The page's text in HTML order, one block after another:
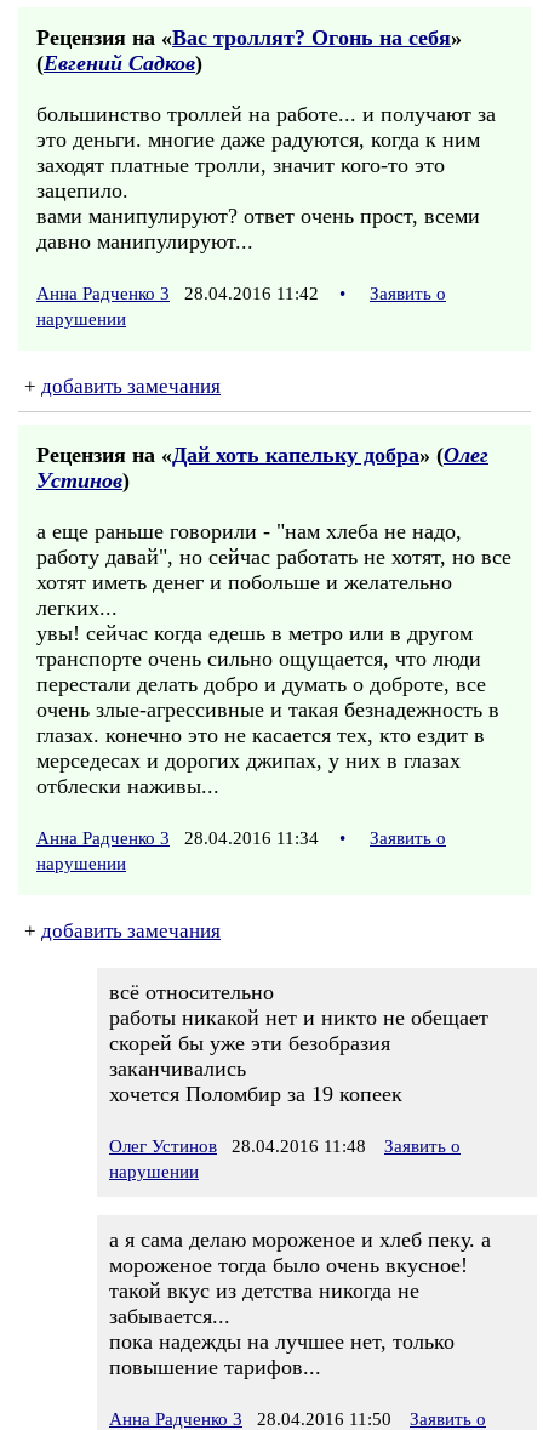
Рецензия на «Вас троллят? Огонь на себя»
(Евгений Садков)
большинство троллей на работе... и получают за
это деньги. многие даже радуются, когда к ним
заходят платные тролли, значит кого-то это
зацепило.
вами манипулируют? ответ очень прост, всеми
давно манипулируют...
Анна Радченко 3 28.04.2016 11:42 •
Заявить о
нарушении
+ добавить замечания
Рецензия на «Дай хоть капельку добра» (Олег
Устинов)
а еще раньше говорили - "нам хлеба не надо,
работу давай", но сейчас работать не хотят, но все
хотят иметь денег и побольше и желательно
легких...
увы! сейчас когда едешь в метро или в другом
транспорте очень сильно ощущается, что люди
перестали делать добро и думать о доброте, все
очень злые-агрессивные и такая безнадежность в
глазах. конечно это не касается тех, кто ездит в
мерседесах и дорогих джипах, у них в глазах
отблески наживы...
Анна Радченко 3 28.04.2016 11:34 •
Заявить о
нарушении
+ добавить замечания
всё относительно
работы никакой нет и никто не обещает
скорей бы уже эти безобразия
заканчивались
хочется Поломбир за 19 копеек
Олег Устинов 28.04.2016 11:48
Заявить о
нарушении
а я сама делаю мороженое и хлеб пеку. а
мороженое тогда было очень вкусное!
такой вкус из детства никогда не
забывается...
пока надежды на лучшее нет, только
повышение тарифов...
Анна Радченко 3 28.04.2016 11:50
Заявить о